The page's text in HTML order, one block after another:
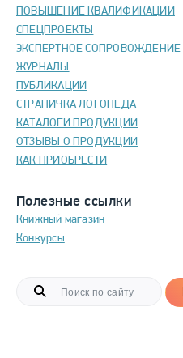
ПОВЫШЕНИЕ КВАЛИФИКАЦИИ
СПЕЦПРОЕКТЫ
ЭКСПЕРТНОЕ СОПРОВОЖДЕНИЕ
ЖУРНАЛЫ
ПУБЛИКАЦИИ
СТРАНИЧКА ЛОГОПЕДА
КАТАЛОГИ ПРОДУКЦИИ
ОТЗЫВЫ О ПРОДУКЦИИ
КАК ПРИОБРЕСТИ
Полезные ссылки
Книжный магазин
Конкурсы